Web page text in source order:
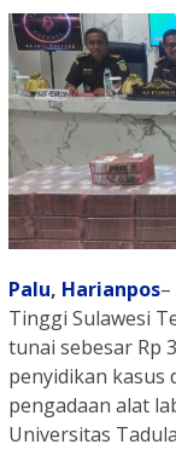
Palu, Harianpos
Tinggi Sulawesi
tunai sebesar Rp
penyidikan kasus
pengadaan alat
Universitas